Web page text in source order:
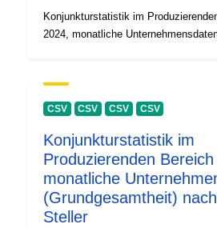
Konjunkturstatistik im
2024, monatliche
CSV CSV CSV CSV
Konjunkturstatistik im
Produzierenden
monatliche
(Grundgesamtheit)
Steller